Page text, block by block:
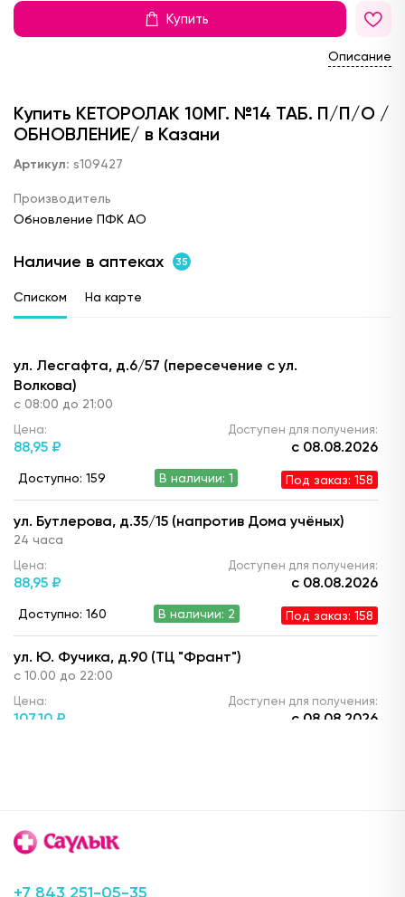
Купить
Описание
Купить КЕТОРОЛАК 10МГ. №14 ТАБ. П/П/О /
ОБНОВЛЕНИЕ/ в Казани
Артикул: s109427
Производитель
Обновление ПФК АО
Наличие в аптеках 35
Списком На карте
ул. Лесгафта, д.6/57 (пересечение с ул.
Волкова)
с 08:00 до 21:00
Цена:
88,95 ₽
Доступен для получения:
с 08.08.2026
Доступно: 159 В наличии: 1 Под заказ: 158
ул. Бутлерова, д.35/15 (напротив Дома учёных)
24 часа
Цена:
88,95 ₽
Доступен для получения:
с 08.08.2026
Доступно: 160 В наличии: 2 Под заказ: 158
ул. Ю. Фучика, д.90 (ТЦ "Франт")
с 10.00 до 22:00
Цена:
107,10 ₽
Доступен для получения:
с 08.08.2026
Цена:
106, 20 ₽
Доступно: 160
+7 843 251-05-35